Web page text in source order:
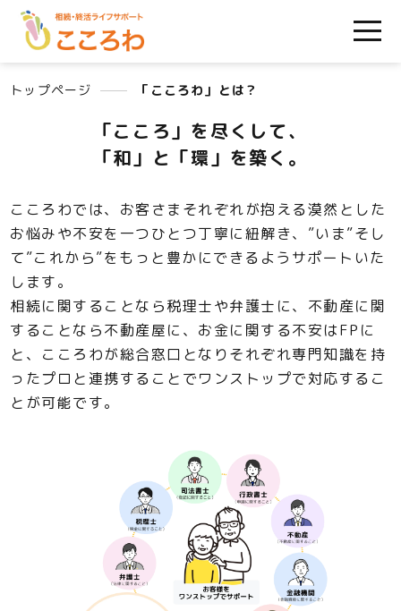
トップページ 「こころわ」とは？
「こころ」を尽くして、
「和」と「環」を築く。
こころわでは、お客さまそれぞれが抱える漠然とした
お悩みや不安を一つひとつ丁寧に紐解き、”いま”そし
て”これから”をもっと豊かにできるようサポートいた
します。
相続に関することなら税理士や弁護士に、不動産に関
することなら不動産屋に、お金に関する不安はFPに
と、こころわが総合窓口となりそれぞれ専門知識を持
ったプロと連携することでワンストップで対応するこ
とが可能です。